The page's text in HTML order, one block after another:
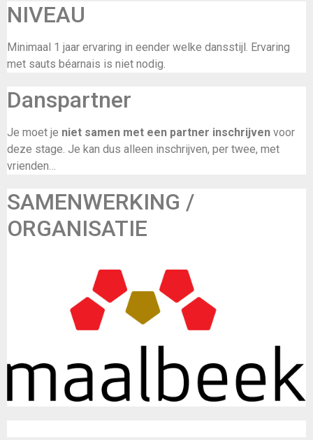
NIVEAU
Minimaal 1 jaar ervaring in eender welke dansstijl. Ervaring
met sauts béarnais is niet nodig.
Danspartner
Je moet je niet samen met een partner inschrijven voor
deze stage. Je kan dus alleen inschrijven, per twee, met
vrienden…
SAMENWERKING /
ORGANISATIE